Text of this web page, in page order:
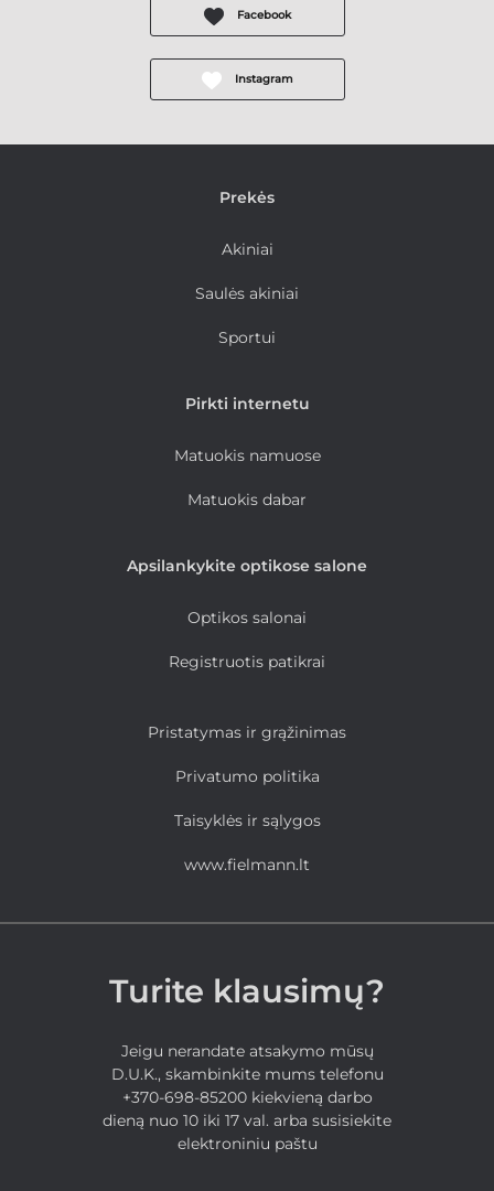
Facebook
Instagram
Prekės
Akiniai
Saulės akiniai
Sportui
Pirkti internetu
Matuokis namuose
Matuokis dabar
Apsilankykite optikose salone
Optikos salonai
Registruotis patikrai
Pristatymas ir grąžinimas
Privatumo politika
Taisyklės ir sąlygos
www.fielmann.lt
Turite klausimų?
Jeigu nerandate atsakymo mūsų
D.U.K., skambinkite mums telefonu
+370-698-85200 kiekvieną darbo
dieną nuo 10 iki 17 val. arba susisiekite
elektroniniu paštu